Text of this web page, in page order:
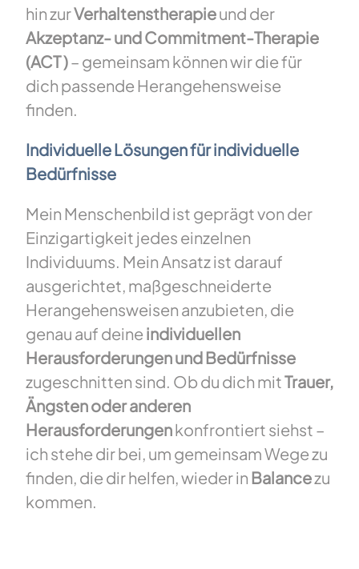
hin zurVerhaltenstherapieund der
Akzeptanz- und Commitment-Therapie
(ACT )– gemeinsam können wir die für
dich passende Herangehensweise
finden.
Individuelle Lösungen für individuelle
Bedürfnisse
Mein Menschenbild ist geprägt von der
Einzigartigkeit jedes einzelnen
Individuums. Mein Ansatz ist darauf
ausgerichtet, maßgeschneiderte
Herangehensweisen anzubieten, die
genau auf deine individuellen
Herausforderungen und Bedürfnisse
zugeschnitten sind. Ob du dich mitTrauer,
Ängsten oder anderen
Herausforderungenkonfrontiert siehst –
ich stehe dir bei, um gemeinsam Wege zu
finden, die dir helfen, wieder in Balancezu
kommen.